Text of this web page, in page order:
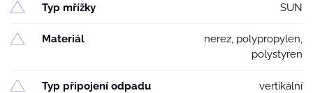
Typ mřížky SUN
Materiál
nerez, polypropylen,
polystyren
Typ připojení odpadu vertikální